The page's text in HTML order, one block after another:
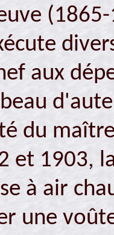
aux
du
et 1903,
à air
une